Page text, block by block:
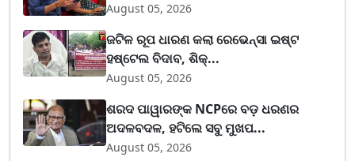
August 05, 2026
ଜଟିଳ ରୂପ ଧାରଣ କଲା ରେଭେନ୍ସା ଇଷ୍ଟ
ହଷ୍ଟେଲ ବିଦାବ, ଶିକ୍...
August 05, 2026
ଶରଦ ପାୱାରଙ୍କ NCPରେ ବଡ଼ ଧରଣର
ଅଦଳବଦଳ, ହଟିଲେ ସବୁ ମୁଖପ...
August 05, 2026